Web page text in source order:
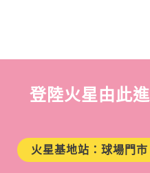
登陸火星由此進
火星基地站：球場門市